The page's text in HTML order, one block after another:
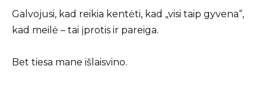
Galvojusi, kad reikia kentėti, kad „visi taip gyvena“,
kad meilė – tai įprotis ir pareiga.
Bet tiesa mane išlaisvino.